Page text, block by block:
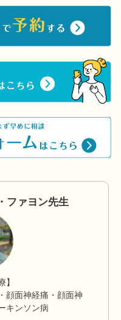
ファヨン先生
】
顔面神経痛・顔面神
キンソン病